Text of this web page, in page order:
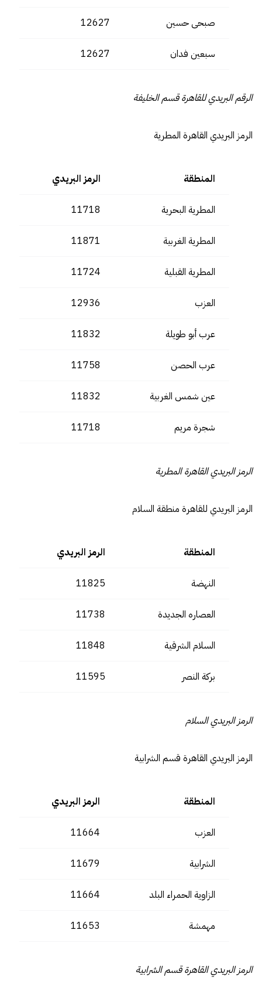
صبحى حسين 12627
سبعين فدان 12627
الرقم البريدي للقاهرة قسم الخليفة
الرمز البريدي القاهرة المطرية
المنطقة الرمز البريدي
المطرية البحرية 11718
المطرية الغربية 11871
المطرية القبلية 11724
العزب 12936
عرب أبو طويلة 11832
عرب الحصن 11758
عين شمس الغربية 11832
شجرة مريم 11718
الرمز البريدي القاهرة المطرية
الرمز البريدي للقاهرة منطقة السلام
المنطقة الرمز البريدي
النهضة 11825
العصاره الجديدة 11738
السلام الشرقية 11848
بركة النصر 11595
الرمز البريدي السلام
الرمز البريدي القاهرة قسم الشرابية
المنطقة الرمز البريدي
العزب 11664
الشرابية 11679
الزاوية الحمراء البلد 11664
مهمشة 11653
الرمز البريدي القاهرة قسم الشرابية